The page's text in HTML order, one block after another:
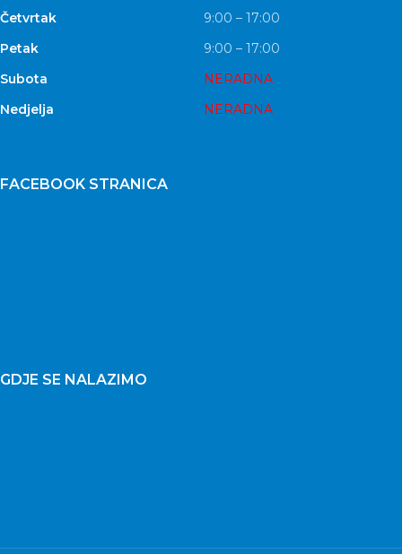
Četvrtak
9:00 – 17:00
Petak
9:00 – 17:00
Subota
NERADNA
Nedjelja
NERADNA
FACEBOOK STRANICA
GDJE SE NALAZIMO